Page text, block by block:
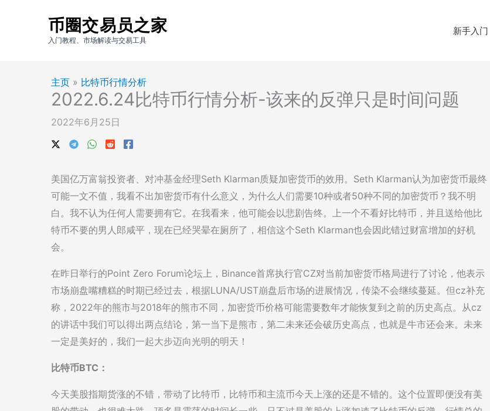
币圈交易员之家
入门教程、市场解读与交易工具
新手入门
主页 » 比特币行情分析
2022.6.24比特币行情分析-该来的反弹只是时间问题
2022年6月25日
美国亿万富翁投资者、对冲基金经理Seth Klarman质疑加密货币的效用。Seth Klarman认为加密货币最终
可能一文不值，我看不出加密货币有什么意义，为什么人们需要10种或者50种不同的加密货币？我不明
白。我不认为任何人需要拥有它。在我看来，他可能会以悲剧告终。上一个不看好比特币，并且送给他比
特币不要的男人郎咸平，现在已经哭晕在厕所了，相信这个Seth Klarman也会因此错过财富增加的好机
会。
在昨日举行的Point Zero Forum论坛上，Binance首席执行官CZ对当前加密货币格局进行了讨论，他表示
市场崩盘嘴糟糕的时期已经过去，根据LUNA/UST崩盘后市场的进展情况，传染不会继续蔓延。但cz补充
称，2022年的熊市与2018年的熊市不同，加密货币价格可能需要数年才能恢复到之前的历史高点。从cz
的讲话中我们可以得出两点结论，第一当下是熊市，第二未来还会破历史高点，也就是牛市还会来。未来
一定是美好的，我们一起大步迈向光明的明天！
比特币BTC：
今天美股指期货涨的不错，带动了比特币，比特币和主流币今天上涨的还是不错的。这个位置即便没有美